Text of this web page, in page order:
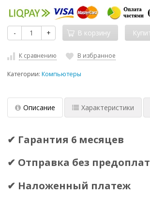
- + В корзину
К сравнению В избранное
Категории: Компьютеры
Описание Характеристики
✔ Гарантия 6 месяцев
✔ Отправка без предоплат
✔ Наложенный платеж